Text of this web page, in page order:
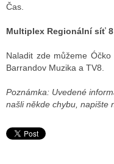
Čas.
Multiplex Regionální síť 8
Naladit zde můžeme Óčko
Barrandov Muzika a TV8.
Poznámka: Uvedené
našli někde chybu, napište